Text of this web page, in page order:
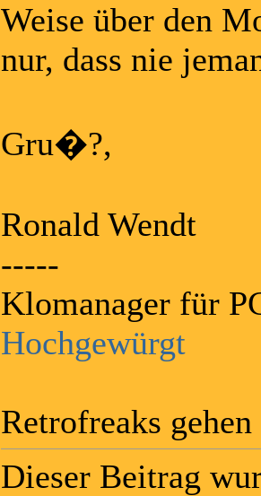
Weise über den
nur, dass nie
Gru�?,
Ronald Wendt
-----
Klomanager für
Hochgewürgt
Retrofreaks
Dieser Beitrag